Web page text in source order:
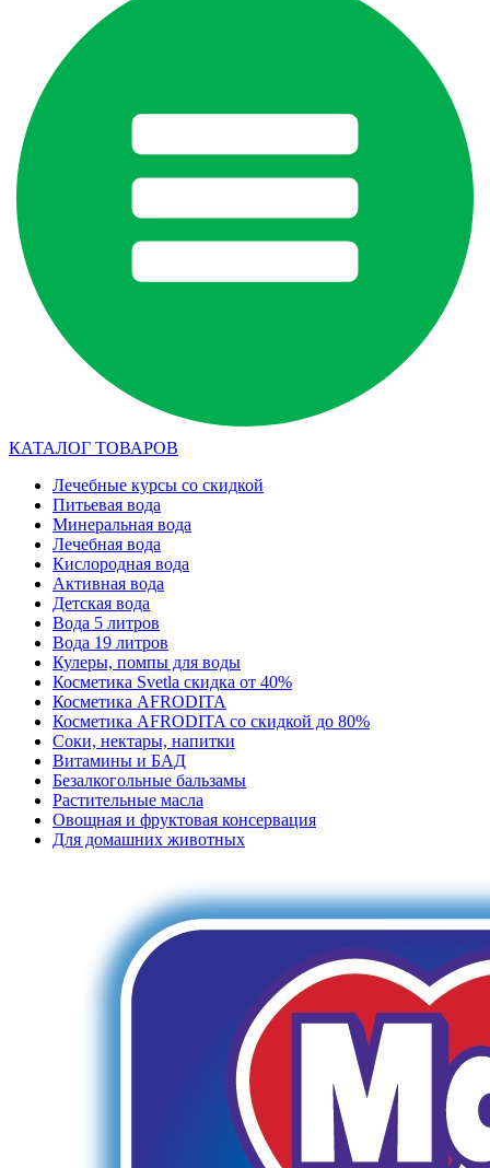
КАТАЛОГ ТОВАРОВ
Лечебные курсы со скидкой
Питьевая вода
Минеральная вода
Лечебная вода
Кислородная вода
Активная вода
Детская вода
Вода 5 литров
Вода 19 литров
Кулеры, помпы для воды
Косметика Svetla скидка от 40%
Косметика AFRODITA
Косметика AFRODITA со скидкой до 80%
Соки, нектары, напитки
Витамины и БАД
Безалкогольные бальзамы
Растительные масла
Овощная и фруктовая консервация
Для домашних животных